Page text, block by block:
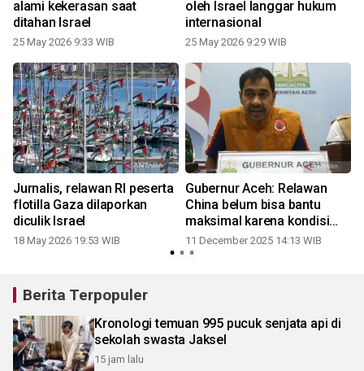
alami kekerasan saat
ditahan Israel
25 May 2026 9:33 WIB
oleh Israel langgar hukum
internasional
25 May 2026 9:29 WIB
Jurnalis, relawan RI peserta
flotilla Gaza dilaporkan
diculik Israel
18 May 2026 19:53 WIB
Gubernur Aceh: Relawan
China belum bisa bantu
maksimal karena kondisi
medan
11 December 2025 14:13 WIB
Berita Terpopuler
Kronologi temuan 995 pucuk senjata api di
sekolah swasta Jaksel
15 jam lalu